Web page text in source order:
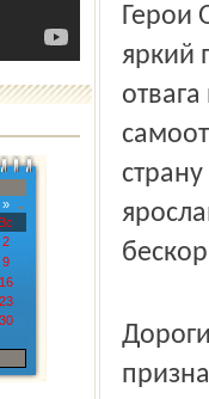
»
Вс
2
9
16
23
30
Герои
яркий